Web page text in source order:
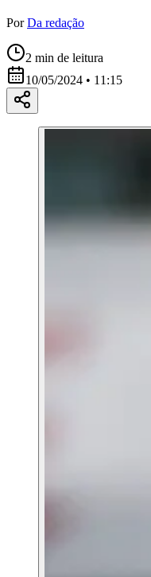
Por Da redação
2 min de leitura
10/05/2024 • 11:15